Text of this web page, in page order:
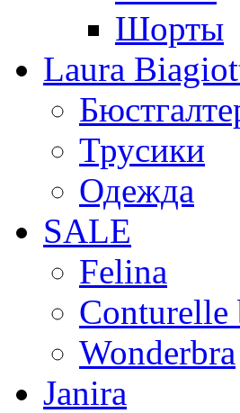
Шорты
Laura
Трусики
Одежда
SALE
Felina
Conturelle
Wonderbra
Janira